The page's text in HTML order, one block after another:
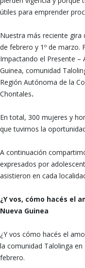
útiles para emprender
Nuestra más reciente gira
de febrero y 1º de marzo.
Impactando el Presente –
Guinea, comunidad
Región Autónoma de la
Chontales.
En total, 300 mujeres y
que tuvimos la
A continuación
expresados por
asistieron en cada
¿Y vos, cómo hacés el
Nueva Guinea
¿Y vos cómo hacés el
la comunidad Talolinga
febrero.